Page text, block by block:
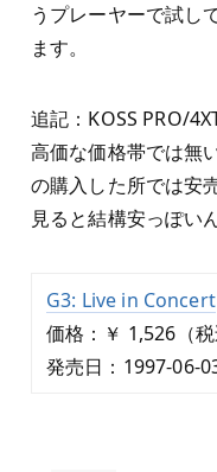
うプレーヤーで試し
ます。
追記：KOSS PRO/
高価な価格帯では無
の購入した所では安
見ると結構安っぽい
G3: Live in Concert
価格：￥ 1,526（税
発売日：1997-06-